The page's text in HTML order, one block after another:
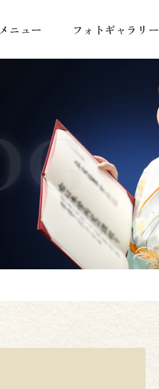
ニュー フォトギャラリー